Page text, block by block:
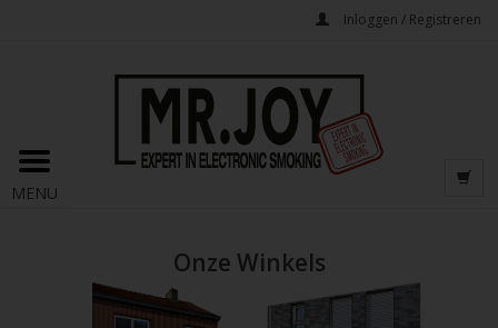
Inloggen / Registreren
MENU
Onze Winkels